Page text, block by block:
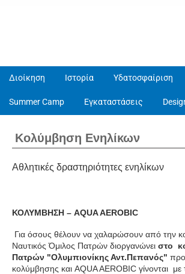
Διοίκηση Ιστορία Υδατοσφαίριση
Summer Camp Εγκαταστάσεις
Κολύμβηση Ενηλίκων
Αθλητικές δραστηριότητες ενηλίκων
ΚΟΛΥΜΒΗΣΗ – AQUA AEROBIC
Για όσους θέλουν να χαλαρώσουν από την
Ναυτικός Όμιλος Πατρών διοργανώνει στο
Πατρών "Ολυμπιονίκης Αντ.Πεπανός"
κολύμβησης και AQUA AEROBIC γίνονται